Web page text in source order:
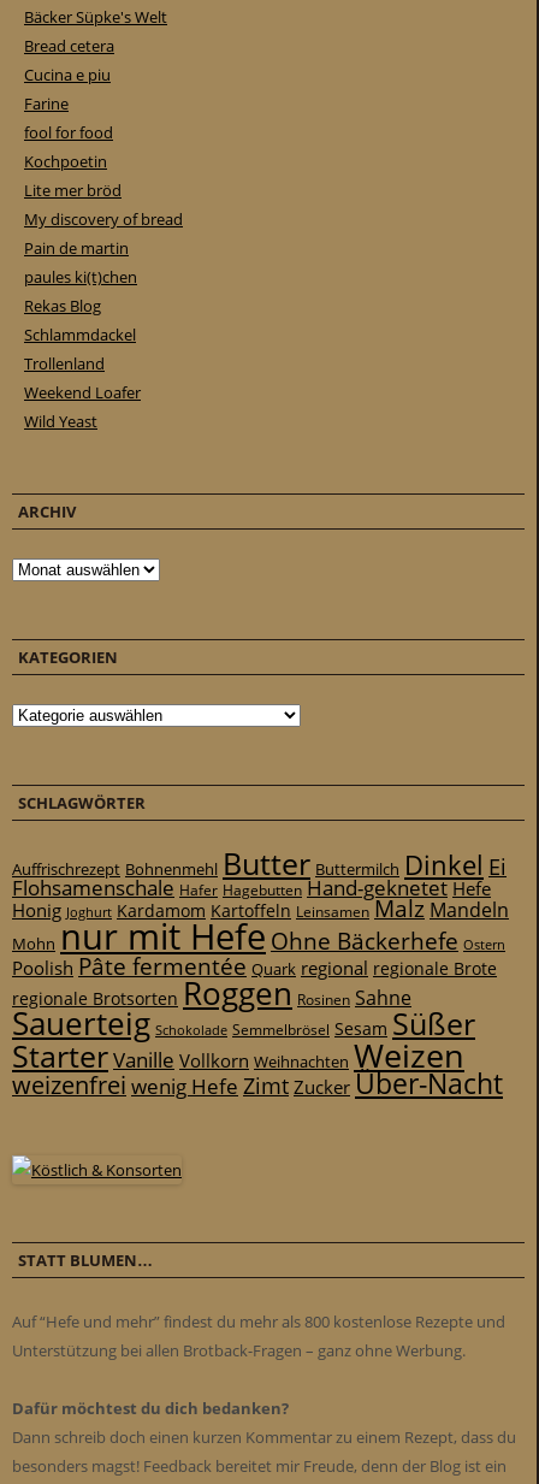
Bäcker Süpke's Welt
Bread cetera
Cucina e piu
Farine
fool for food
Kochpoetin
Lite mer bröd
My discovery of bread
Pain de martin
paules ki(t)chen
Rekas Blog
Schlammdackel
Trollenland
Weekend Loafer
Wild Yeast
ARCHIV
Archiv
KATEGORIEN
Kategorien
SCHLAGWÖRTER
Auffrischrezept Bohnenmehl Butter Buttermilch Dinkel Ei
Flohsamenschale Hafer Hagebutten Hand-geknetet Hefe
Honig Joghurt Kardamom Kartoffeln Leinsamen Malz Mandeln
Mohn nur mit Hefe Ohne Bäckerhefe Ostern
Poolish Pâte fermentée Quark regional regionale Brote
regionale Brotsorten Roggen Rosinen Sahne
Sauerteig Schokolade Semmelbrösel Sesam Süßer
StarterVanille Vollkorn Weihnachten Weizen
weizenfrei wenig Hefe ZimtZuckerÜber-Nacht
STATT BLUMEN…
Auf “Hefe und mehr” findest du mehr als 800 kostenlose Rezepte und
Unterstützung bei allen Brotback-Fragen – ganz ohne Werbung.
Dafür möchtest du dich bedanken?
Dann schreib doch einen kurzen Kommentar zu einem Rezept, dass du
besonders magst! Feedback bereitet mir Freude, denn der Blog ist ein